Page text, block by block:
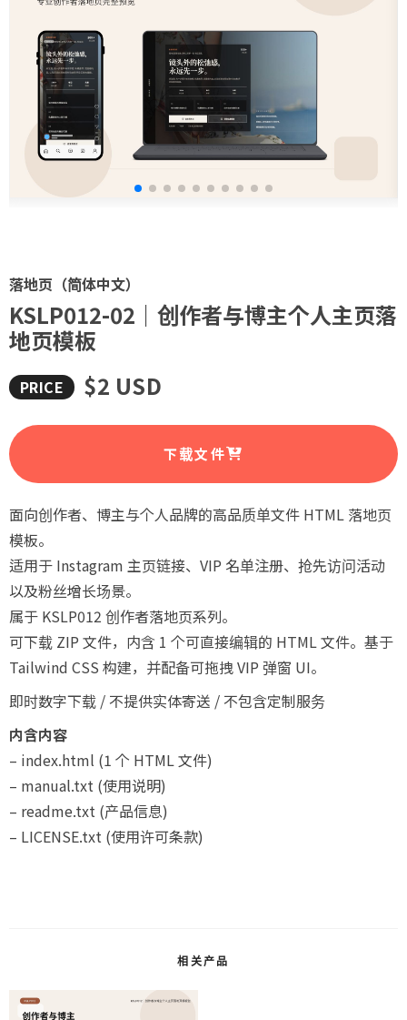
落地页（简体中文）
KSLP012-02｜创作者与博主个人主页落
地页模板
$2 USD
下载文件
面向创作者、博主与个人品牌的高品质单文件 HTML 落地页
模板。
适用于 Instagram 主页链接、VIP 名单注册、抢先访问活动
以及粉丝增长场景。
属于 KSLP012 创作者落地页系列。
可下载 ZIP 文件，内含 1 个可直接编辑的 HTML 文件。基于
Tailwind CSS 构建，并配备可拖拽 VIP 弹窗 UI。
即时数字下载 / 不提供实体寄送 / 不包含定制服务
内含内容
– index.html (1 个 HTML 文件)
– manual.txt (使用说明)
– readme.txt (产品信息)
– LICENSE.txt (使用许可条款)
相关产品